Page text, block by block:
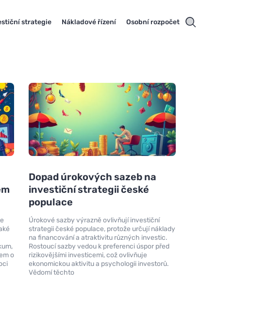
strategie Nákladové řízení Osobní rozpočet
o
Dopad úrokových sazeb na
investiční strategii české
populace
Úrokové sazby výrazně ovlivňují investiční
strategii české populace, protože určují náklady
na financování a atraktivitu různých investic.
Rostoucí sazby vedou k preferenci úspor před
rizikovějšími investicemi, což ovlivňuje
ekonomickou aktivitu a psychologii investorů.
Vědomí těchto